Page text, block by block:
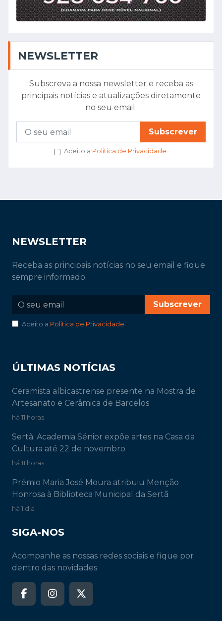
NEWSLETTER
Subscreva a nossa newsletter e receba as
principais notícias e atualizações diretamente
no seu email.
Subscrever
Aceito a Política de Privacidade.
NEWSLETTER
Receba as principais notícias no seu email e fique
sempre informado.
Subscrever
Aceito a Política de Privacidade.
ÚLTIMAS NOTÍCIAS
Ceramista albicastrense presente na Mostra de
Artesanato e Cerâmica de Barcelos
há 11 horas
Sertã: Academia Sénior expõe artes na Casa da
Cultura até 22 de novembro
há 11 horas
Prémio Maria José Moura atribuiu Menção
Honrosa à Biblioteca Municipal da Sertã
há 1 dia
SIGA-NOS
Acompanhe as nossas redes sociais e fique por
dentro das novidades.